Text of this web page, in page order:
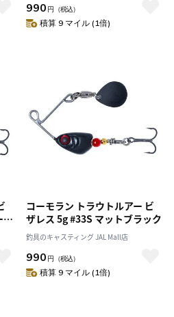
990 円 （税込）
積算 9 マイル (1倍)
ル
コーモラン トラウトルアー ビ
ザレス 5g #33S マットブラック
釣具のキャスティング JAL Mall店
990 円 （税込）
積算 9 マイル (1倍)